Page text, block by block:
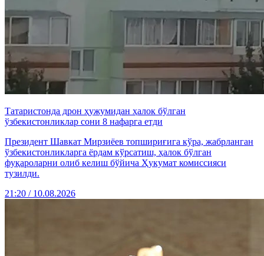
Татаристонда дрон ҳужумидан ҳалок бўлган
ўзбекистонликлар сони 8 нафарга етди
Президент Шавкат Мирзиёев топшириғига кўра, жабрланган
ўзбекистонликларга ёрдам кўрсатиш, ҳалок бўлган
фуқароларни олиб келиш бўйича Ҳукумат комиссияси
тузилди.
21:20 / 10.08.2026